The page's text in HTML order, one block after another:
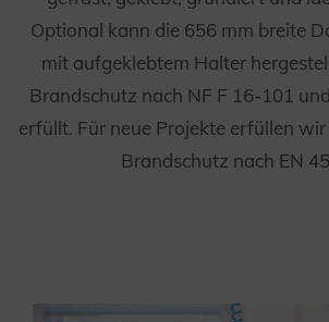
Optional kann die 656 mm breite
mit aufgeklebtem Halter
Brandschutz nach NF F 16-101
erfüllt. Für neue Projekte erfüllen
Brandschutz nach EN